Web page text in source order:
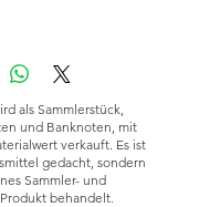
als Sammlerstück,
und Banknoten, mit
verkauft. Es ist
gedacht, sondern
Sammler- und
behandelt.